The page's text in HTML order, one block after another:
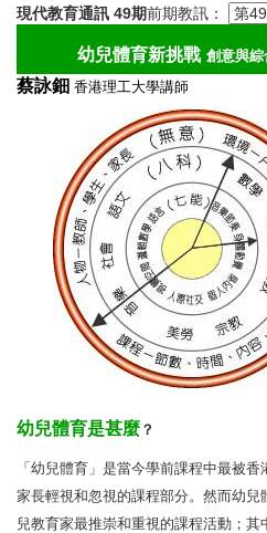
現代教育通訊 49期前期教訊：
幼兒體育新挑戰 創意與綜
蔡詠鈿 香港理工大學講師
幼兒體育是甚麼 ？
「幼兒體育」是當今學前課程中最被香
家長輕視和忽視的課程部分。然而幼兒
兒教育家最推崇和重視的課程活動；其